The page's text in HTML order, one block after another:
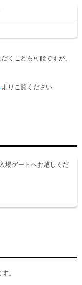
くことも可能ですが、
よりご覧ください
場ゲートへお越しくだ
。